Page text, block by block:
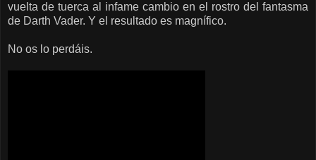
vuelta de tuerca al infame cambio en el rostro del fantasma
de Darth Vader. Y el resultado es magnífico.
No os lo perdáis.